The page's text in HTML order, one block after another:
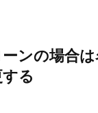
ンの場合
る